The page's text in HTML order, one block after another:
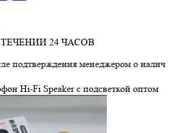
24 ЧАСОВ
менеджером о наличии
Hi-Fi Speaker с подсветкой оптом